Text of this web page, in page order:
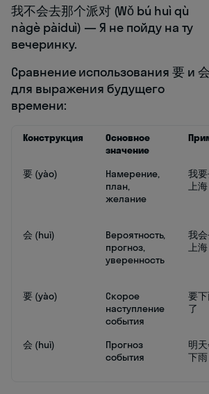
我不会去那个派对 (Wǒ bú huì qù
nàgè pàiduì) — Я не пойду на ту
вечеринку.
Сравнение использования 要 и 会
для выражения будущего
времени:
Конструкция
Основное
значение
要 (yào)
Намерение,
план,
желание
我
上海
会 (huì)
Вероятность,
прогноз,
уверенность
我
上海
要 (yào)
Скорое
наступление
события
要
了
会 (huì)
Прогноз
события
明
下雨